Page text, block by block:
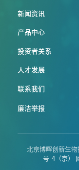
新闻资讯
产品中心
投资者关系
人才发展
联系我们
廉洁举报
北京博晖创新生
号-4（京）